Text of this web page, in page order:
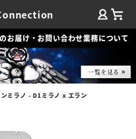
お届け・お問い合わせ業務について
ミラノ - D1ミラノ x エラン